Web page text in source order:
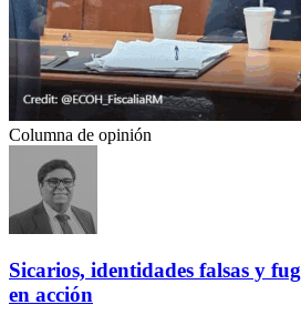
Columna de opinión
Sicarios, identidades falsas y
en acción